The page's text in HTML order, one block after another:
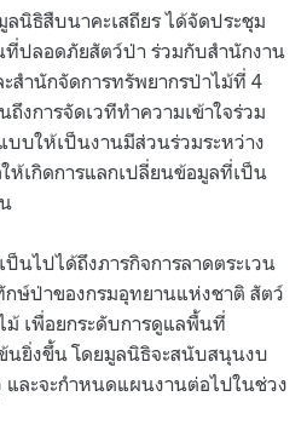
นิธิสืบนาคะเสถียร ได้จัดประชุม
ปลอดภัยสัตว์ป่า ร่วมกับสำนักงาน
ำนักจัดการทรัพยากรป่าไม้ที่ 4
งการจัดเวทีทำความเข้าใจร่วม
บให้เป็นงานมีส่วนร่วมระหว่าง
ห้เกิดการแลกเปลี่ยนข้อมูลที่เป็น
นไปได้ถึงภารกิจการลาดตระเวน
ษ์ป่าของกรมอุทยานแห่งชาติ สัตว์
เพื่อยกระดับการดูแลพื้นที่
นยิ่งขึ้น โดยมูลนิธิจะสนับสนุนงบ
และจะกำหนดแผนงานต่อไปในช่วง